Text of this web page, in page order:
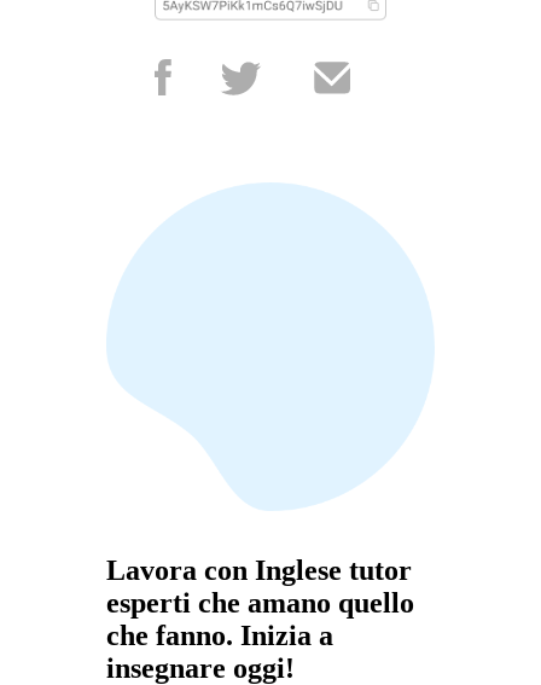
Lavora con Inglese tutor
esperti che amano quello
che fanno. Inizia a
insegnare oggi!